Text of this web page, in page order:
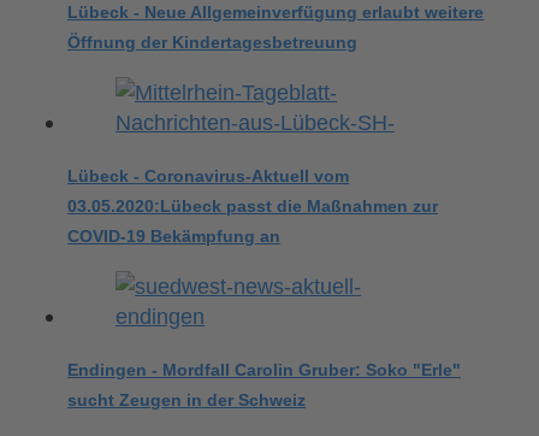
Lübeck - Neue Allgemeinverfügung erlaubt weitere
Öffnung der Kindertagesbetreuung
Lübeck - Coronavirus-Aktuell vom
03.05.2020:Lübeck passt die Maßnahmen zur
COVID-19 Bekämpfung an
Endingen - Mordfall Carolin Gruber: Soko "Erle"
sucht Zeugen in der Schweiz